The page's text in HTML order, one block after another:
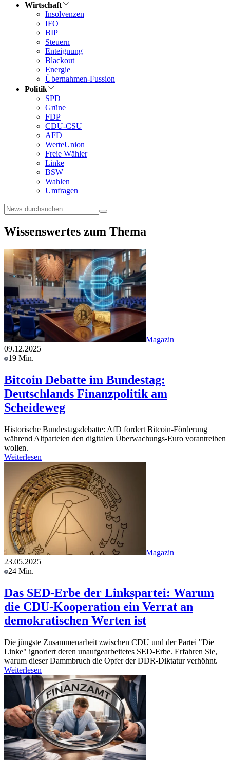
Wirtschaft
Insolvenzen
IFO
BIP
Steuern
Enteignung
Blackout
Energie
Übernahmen-Fussion
Politik
SPD
Grüne
FDP
CDU-CSU
AFD
WerteUnion
Freie Wähler
Linke
BSW
Wahlen
Umfragen
Wissenswertes zum Thema
Magazin
09.12.2025
19 Min.
Bitcoin Debatte im Bundestag:
Deutschlands Finanzpolitik am
Scheideweg
Historische Bundestagsdebatte: AfD fordert Bitcoin-Förderung
während Altparteien den digitalen Überwachungs-Euro vorantreiben
wollen.
Weiterlesen
Magazin
23.05.2025
24 Min.
Das SED-Erbe der Linkspartei: Warum
die CDU-Kooperation ein Verrat an
demokratischen Werten ist
Die jüngste Zusammenarbeit zwischen CDU und der Partei "Die
Linke" ignoriert deren unaufgearbeitetes SED-Erbe. Erfahren Sie,
warum dieser Dammbruch die Opfer der DDR-Diktatur verhöhnt.
Weiterlesen